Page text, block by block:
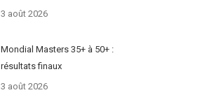
3 août 2026
Mondial Masters 35+ à 50+ :
résultats finaux
3 août 2026